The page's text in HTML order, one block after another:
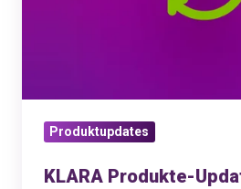
Produktupdates
KLARA Produkte-